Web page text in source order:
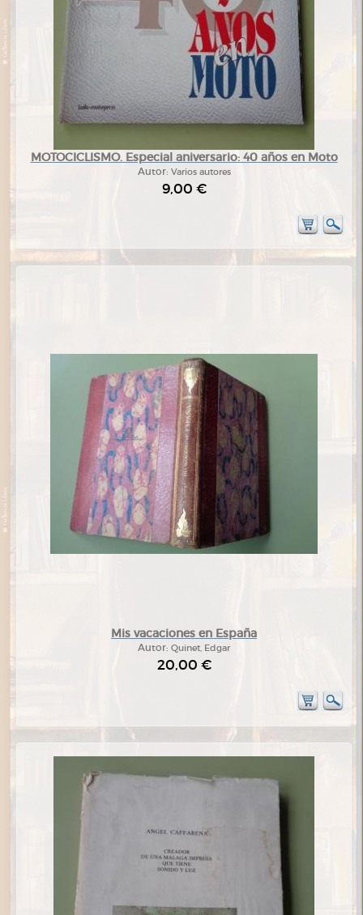
MOTOCICLISMO. Especial aniversario: 40 años en Moto
Autor: Varios autores
9,00 €
Mis vacaciones en España
Autor: Quinet, Edgar
20,00 €